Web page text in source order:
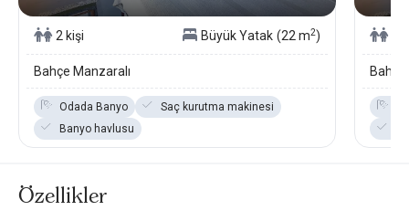
Marmaris otelleriarasında yer alan Ada Capra beğendiğimiz çok
özel bir yer. Bu otel,
Marmaris butik otelleri veMarmaris
Otelleriarasında Küçük Oteller Sitesi seçkisinde yer almaktadır.
2 kişi Büyük Yatak (22 m2)
Bahçe Manzaralı
Odada Banyo
Saç kurutma makinesi
Banyo havlusu
Özellikler